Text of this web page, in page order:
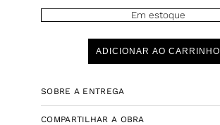
Em estoque
ADICIONAR AO CARRINHO
SOBRE A ENTREGA
COMPARTILHAR A OBRA